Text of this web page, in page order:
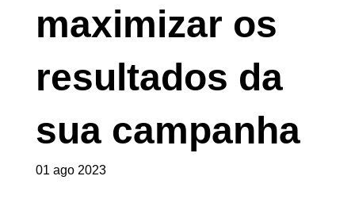
maximizar os
resultados da
sua campanha
01 ago 2023